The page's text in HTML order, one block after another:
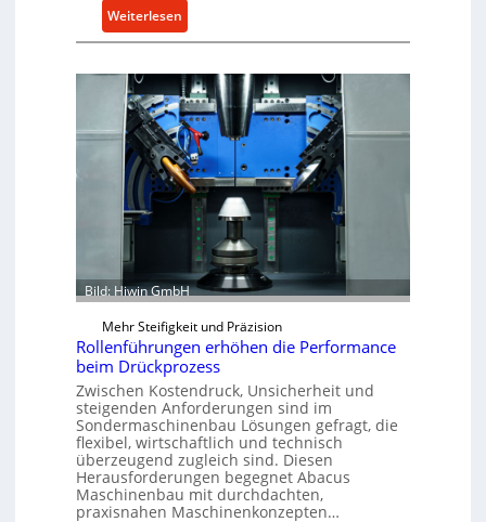
o
n
i
g
&
B
a
n
t
K
I
-
A
n
d
u
n
g
e
n
f
ü
r
d
i
Weiterlesen
A
l
A
b
o
u
t
o
a
t
i
o
n
e
x
p
a
Bild: Hiwin GmbH
Mehr Steifigkeit und Präzision
Rollenführungen erhöhen die Performance
beim Drückprozess
Zwischen Kostendruck, Unsicherheit und
steigenden Anforderungen sind im
Sondermaschinenbau Lösungen gefragt, die
flexibel, wirtschaftlich und technisch
überzeugend zugleich sind. Diesen
Herausforderungen begegnet Abacus
Maschinenbau mit durchdachten,
praxisnahen Maschinenkonzepten…